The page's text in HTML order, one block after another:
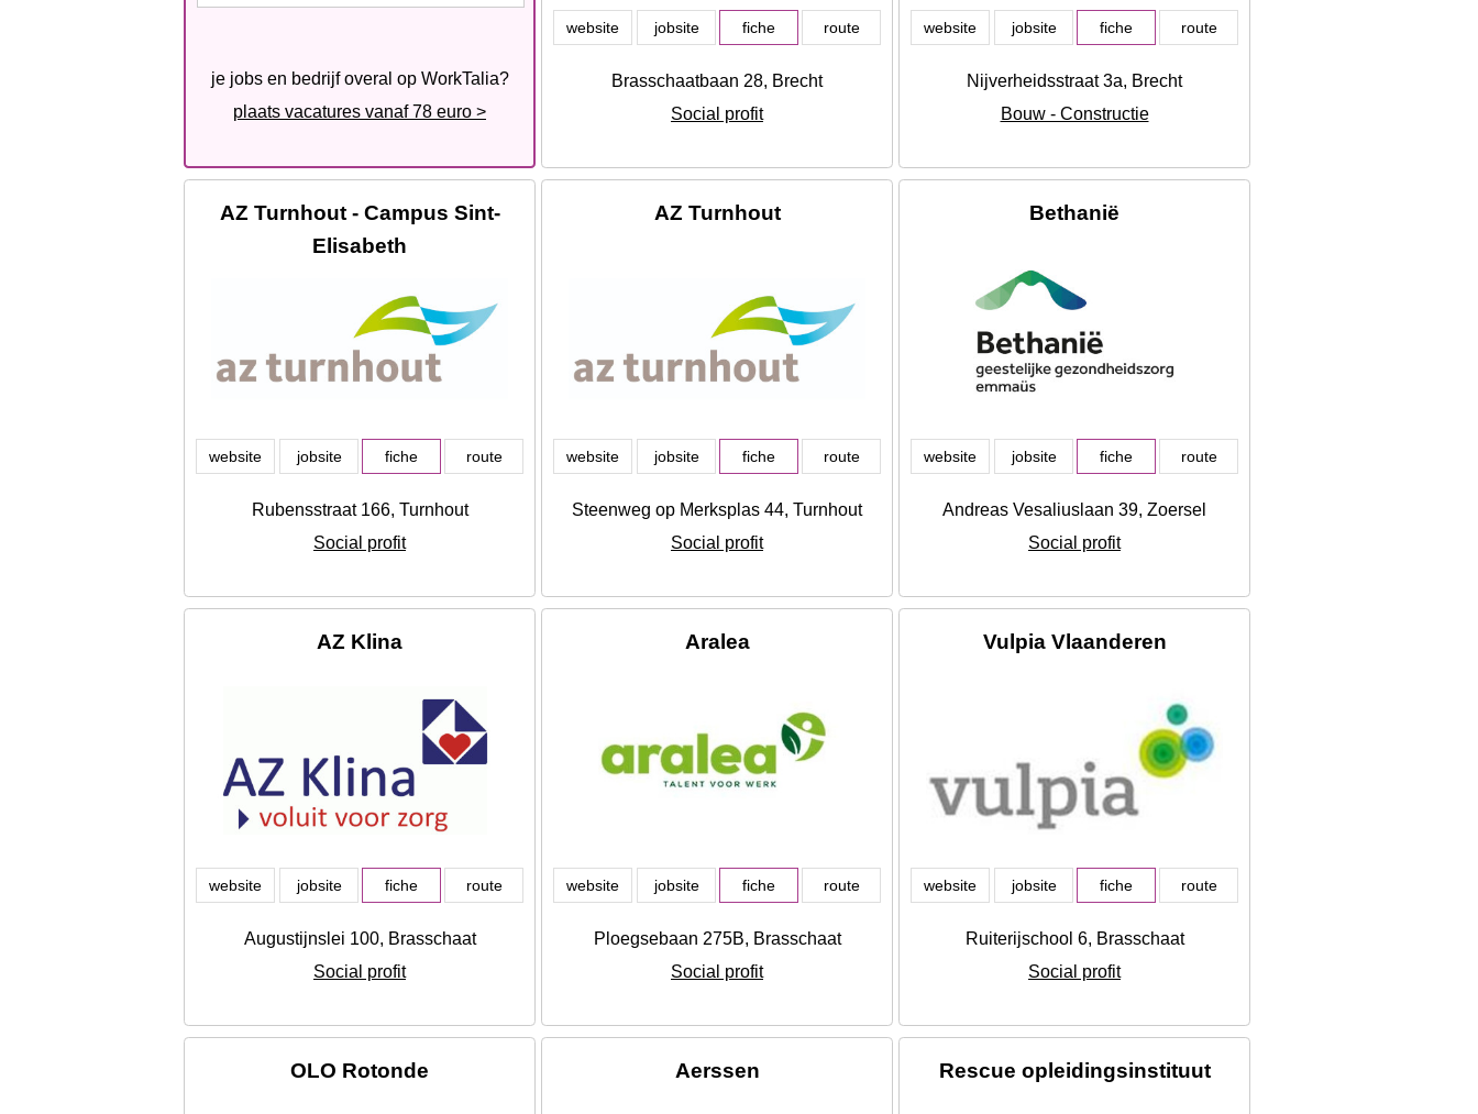
je jobs en bedrijf overal op WorkTalia?
plaats vacatures vanaf 78 euro >
website jobsite fiche route
Brasschaatbaan 28, Brecht
Social profit
website jobsite fiche route
Nijverheidsstraat 3a, Brecht
Bouw - Constructie
AZ Turnhout - Campus Sint-
Elisabeth
website jobsite fiche route
Rubensstraat 166, Turnhout
Social profit
AZ Turnhout
website jobsite fiche route
Steenweg op Merksplas 44, Turnhout
Social profit
Bethanië
website jobsite fiche route
Andreas Vesaliuslaan 39, Zoersel
Social profit
AZ Klina
website jobsite fiche route
Augustijnslei 100, Brasschaat
Social profit
Aralea
website jobsite fiche route
Ploegsebaan 275B, Brasschaat
Social profit
Vulpia Vlaanderen
website jobsite fiche route
Ruiterijschool 6, Brasschaat
Social profit
OLO Rotonde Aerssen Rescue opleidingsinstituut